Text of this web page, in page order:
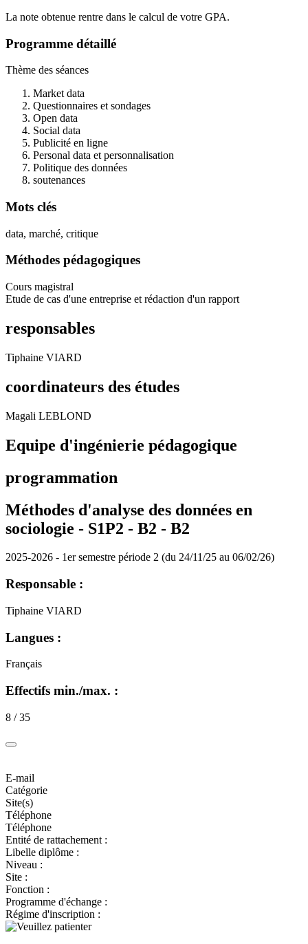
La note obtenue rentre dans le calcul de votre GPA.
Programme détaillé
Thème des séances
Market data
Questionnaires et sondages
Open data
Social data
Publicité en ligne
Personal data et personnalisation
Politique des données
soutenances
Mots clés
data, marché, critique
Méthodes pédagogiques
Cours magistral
Etude de cas d'une entreprise et rédaction d'un rapport
responsables
Tiphaine VIARD
coordinateurs des études
Magali LEBLOND
Equipe d'ingénierie pédagogique
programmation
Méthodes d'analyse des données en
sociologie - S1P2 - B2 - B2
2025-2026 - 1er semestre période 2 (du 24/11/25 au 06/02/26)
Responsable :
Tiphaine VIARD
Langues :
Français
Effectifs min./max. :
8 / 35
E-mail
Catégorie
Site(s)
Téléphone
Téléphone
Entité de rattachement :
Libelle diplôme :
Niveau :
Site :
Fonction :
Programme d'échange :
Régime d'inscription :